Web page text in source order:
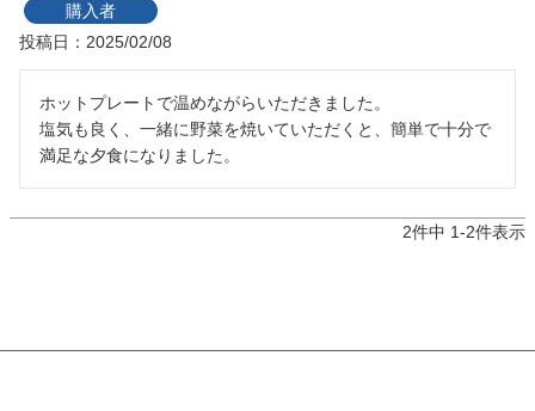
購入者
投稿日
2025/02/08
ホットプレートで温めながらいただきました。
塩気も良く、一緒に野菜を焼いていただくと、簡単で十分で
満足な夕食になりました。
2件中 1-2件表示